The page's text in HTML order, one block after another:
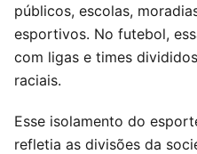
públicos, escolas,
esportivos. No futebol,
com ligas e times
raciais.
Esse isolamento do
refletia as divisões da